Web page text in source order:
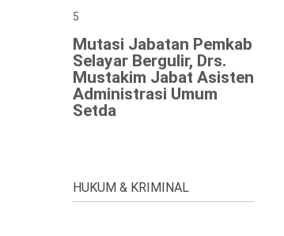
5
Mutasi Jabatan Pemkab
Selayar Bergulir, Drs.
Mustakim Jabat Asisten
Administrasi Umum
Setda
HUKUM & KRIMINAL